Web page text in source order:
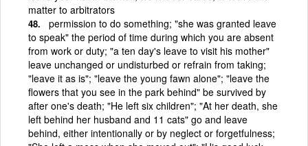
matter to arbitrators
permission to do something; "she was granted leave
to speak" the period of time during which you are absent
from work or duty; "a ten day's leave to visit his mother"
leave unchanged or undisturbed or refrain from taking;
"leave it as is"; "leave the young fawn alone"; "leave the
flowers that you see in the park behind" be survived by
after one's death; "He left six children"; "At her death, she
left behind her husband and 11 cats" go and leave
behind, either intentionally or by neglect or forgetfulness;